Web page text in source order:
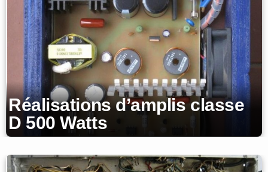
Réalisations d’amplis classe
D 500 Watts